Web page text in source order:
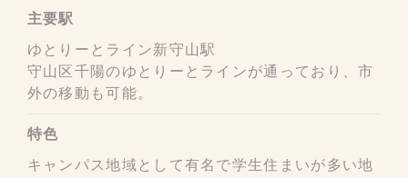
主要駅
ゆとりーとライン新守山駅
守山区千陽のゆとりーとラインが通っており、市
外の移動も可能。
特色
キャンパス地域として有名で学生住まいが多い地